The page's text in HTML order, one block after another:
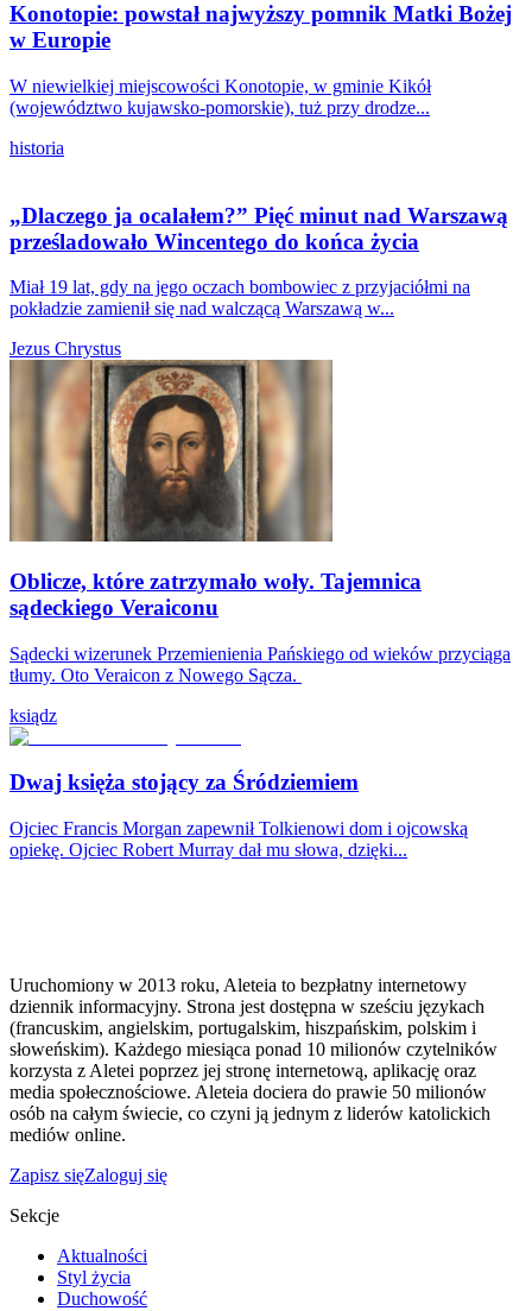
Konotopie: powstał najwyższy pomnik Matki Bożej
w Europie
W niewielkiej miejscowości Konotopie, w gminie Kikół
(województwo kujawsko-pomorskie), tuż przy drodze...
historia
„Dlaczego ja ocalałem?” Pięć minut nad Warszawą
prześladowało Wincentego do końca życia
Miał 19 lat, gdy na jego oczach bombowiec z przyjaciółmi na
pokładzie zamienił się nad walczącą Warszawą w...
Jezus Chrystus
Oblicze, które zatrzymało woły. Tajemnica
sądeckiego Veraiconu
Sądecki wizerunek Przemienienia Pańskiego od wieków przyciąga
tłumy. Oto Veraicon z Nowego Sącza.
ksiądz
Dwaj księża stojący za Śródziemiem
Ojciec Francis Morgan zapewnił Tolkienowi dom i ojcowską
opiekę. Ojciec Robert Murray dał mu słowa, dzięki...
Uruchomiony w 2013 roku, Aleteia to bezpłatny internetowy
dziennik informacyjny. Strona jest dostępna w sześciu językach
(francuskim, angielskim, portugalskim, hiszpańskim, polskim i
słoweńskim). Każdego miesiąca ponad 10 milionów czytelników
korzysta z Aletei poprzez jej stronę internetową, aplikację oraz
media społecznościowe. Aleteia dociera do prawie 50 milionów
osób na całym świecie, co czyni ją jednym z liderów katolickich
mediów online.
Zapisz sięZaloguj się
Sekcje
Aktualności
Styl życia
Duchowość